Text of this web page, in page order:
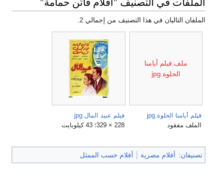
الملفان التاليان في هذا التصنيف من إجمالي 2.
ملف:فيلم أيامنا
الحلوة.jpg
فيلم أيامنا الحلوة.jpg
الملف مفقود
فيلم عبيد المال.jpg
228 × 329؛ 43 كيلوبايت
تصنيفان: أفلام مصرية أفلام حسب الممثل